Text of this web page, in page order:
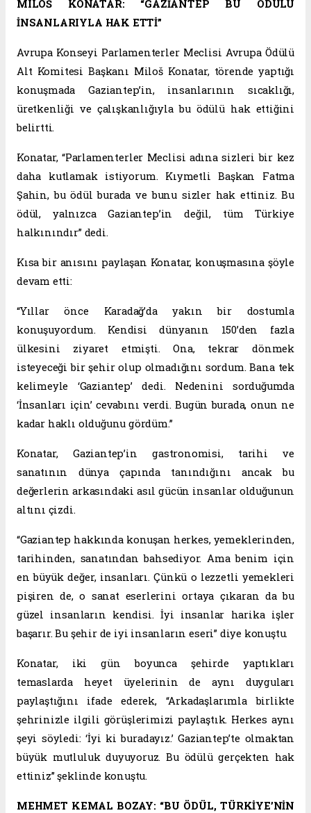
MILOŠ KONATAR: “GAZİANTEP BU ÖDÜLÜ
İNSANLARIYLA HAK ETTİ”
Avrupa Konseyi Parlamenterler Meclisi Avrupa Ödülü
Alt Komitesi Başkanı Miloš Konatar, törende yaptığı
konuşmada Gaziantep’in, insanlarının sıcaklığı,
üretkenliği ve çalışkanlığıyla bu ödülü hak ettiğini
belirtti.
Konatar, “Parlamenterler Meclisi adına sizleri bir kez
daha kutlamak istiyorum. Kıymetli Başkan Fatma
Şahin, bu ödül burada ve bunu sizler hak ettiniz. Bu
ödül, yalnızca Gaziantep’in değil, tüm Türkiye
halkınındır” dedi.
Kısa bir anısını paylaşan Konatar, konuşmasına şöyle
devam etti:
“Yıllar önce Karadağ’da yakın bir dostumla
konuşuyordum. Kendisi dünyanın 150’den fazla
ülkesini ziyaret etmişti. Ona, tekrar dönmek
isteyeceği bir şehir olup olmadığını sordum. Bana tek
kelimeyle ‘Gaziantep’ dedi. Nedenini sorduğumda
‘İnsanları için’ cevabını verdi. Bugün burada, onun ne
kadar haklı olduğunu gördüm.”
Konatar, Gaziantep’in gastronomisi, tarihi ve
sanatının dünya çapında tanındığını ancak bu
değerlerin arkasındaki asıl gücün insanlar olduğunun
altını çizdi.
“Gaziantep hakkında konuşan herkes, yemeklerinden,
tarihinden, sanatından bahsediyor. Ama benim için
en büyük değer, insanları. Çünkü o lezzetli yemekleri
pişiren de, o sanat eserlerini ortaya çıkaran da bu
güzel insanların kendisi. İyi insanlar harika işler
başarır. Bu şehir de iyi insanların eseri” diye konuştu.
Konatar, iki gün boyunca şehirde yaptıkları
temaslarda heyet üyelerinin de aynı duyguları
paylaştığını ifade ederek, “Arkadaşlarımla birlikte
şehrinizle ilgili görüşlerimizi paylaştık. Herkes aynı
şeyi söyledi: ‘İyi ki buradayız.’ Gaziantep’te olmaktan
büyük mutluluk duyuyoruz. Bu ödülü gerçekten hak
ettiniz” şeklinde konuştu.
MEHMET KEMAL BOZAY: “BU ÖDÜL, TÜRKİYE’NİN